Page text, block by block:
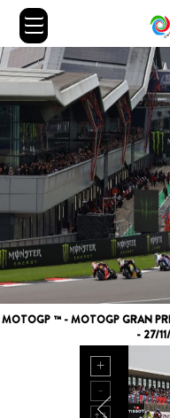
MOTOGP ™ - MOTOGP GRAN
- 27/